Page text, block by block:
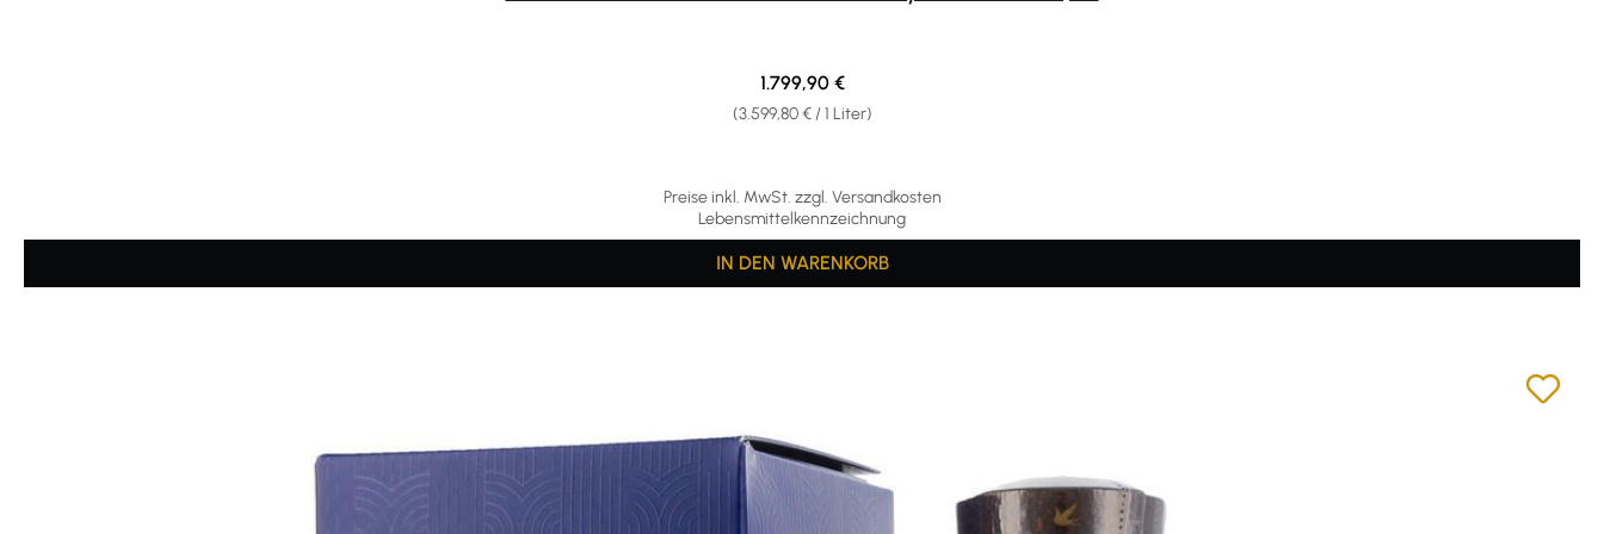
Preise inkl. MwSt. zzgl. Versandkosten
Lebensmittelkennzeichnung
(3.599,80 € / 1 Liter)
Regulärer Preis:
1.799,90 €
IN DEN WARENKORB